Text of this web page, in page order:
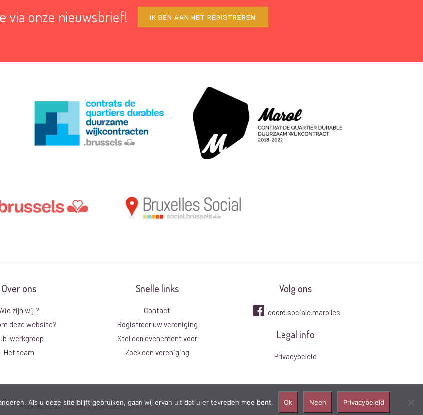
via onze nieuwsbrief! IK BEN AAN HET REGISTREREN
Over ons
zijn wij ?
deze website?
werkgroep
Het team
Snelle links
Contact
Registreer uw vereniging
Stel een evenement voor
Zoek een vereniging
Volg ons
coord.sociale.marolles
Legal info
Privacybeleid
Site réalisé parMédia Animation2021|Connexion
Als u deze site blijft gebruiken, gaan wij ervan uit dat u er tevreden mee bent. Ok Neen Privacybeleid